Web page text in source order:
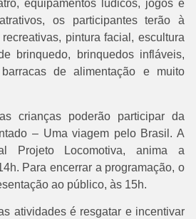
equipamentos lúdicos, jogos e
os participantes terão à
pintura facial, escultura
brinquedo, brinquedos infláveis,
de alimentação e muito
crianças poderão participar da
– Uma viagem pelo Brasil. A
Projeto Locomotiva, anima a
Para encerrar a programação, o
ao público, às 15h.
atividades é resgatar e incentivar